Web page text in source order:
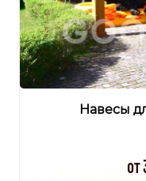
Навесы
от